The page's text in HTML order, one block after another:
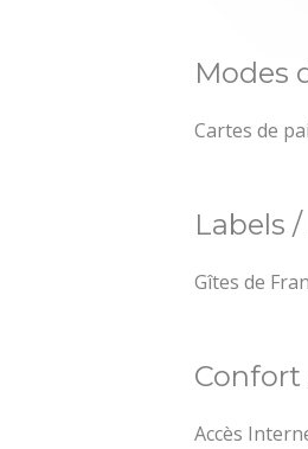
Modes
Cartes de
Labels
Gîtes de
Confort
Accès